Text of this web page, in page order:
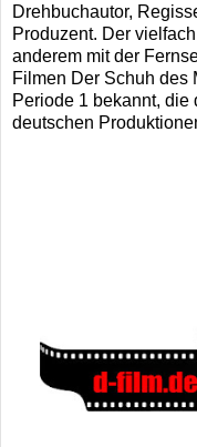
Drehbuchautor,
Produzent. Der
anderem mit der
Filmen Der Schuh des
Periode 1 bekannt,
deutschen